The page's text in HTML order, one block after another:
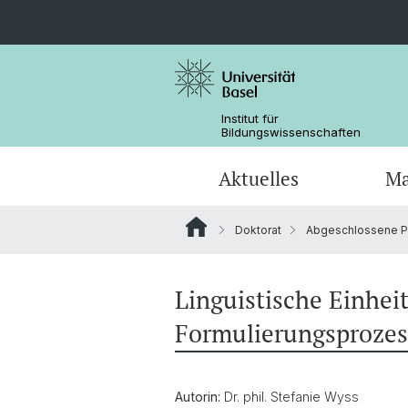
Institut für
Bildungswissenschaften
Aktuelles
Promotionsabschlüsse
Tools für das Studium
Forschungsprojekte Dr. Beyhan
Kooperationen
Kooperationen
Doktorat Abgeschlossene
Linguistische
Autorin: Dr. phil. Stefanie Wyss